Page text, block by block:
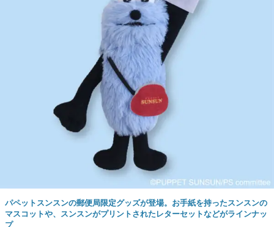
パペットスンスンの郵便局限定グッズが登場。お手紙を持ったスンスンの
マスコットや、スンスンがプリントされたレターセットなどがラインナッ
プ